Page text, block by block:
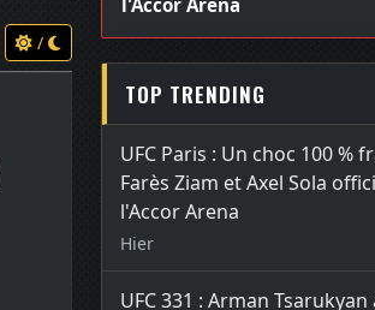
/
l'Accor Arena
TOP TRENDING
UFC Paris : Un choc 100 %
Farès Ziam et Axel Sola
l'Accor Arena
Hier
UFC 331 : Arman